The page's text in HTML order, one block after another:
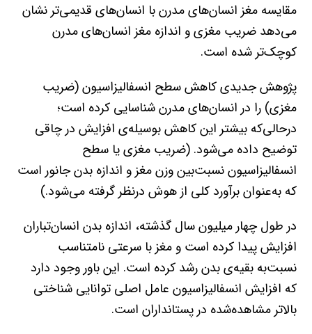
مقایسه مغز انسان‌های مدرن با انسان‌های قدیمی‌تر نشان
می‌دهد ضریب مغزی و اندازه مغز انسان‌های مدرن
کوچک‌تر شده است.
پژوهش جدیدی کاهش سطح انسفالیزاسیون (ضریب
مغزی) را در انسان‌های مدرن شناسایی کرده است؛
درحالی‌که بیشتر این کاهش بوسیله‌ی افزایش در چاقی
توضیح داده می‌شود. (ضریب مغزی یا سطح
انسفالیزاسیون نسبت‌بین وزن مغز و اندازه بدن جانور است
که به‌عنوان برآورد کلی از هوش درنظر گرفته می‌شود.)
در طول چهار میلیون سال گذشته، اندازه بدن انسان‌تباران
افزایش پیدا کرده است و مغز با سرعتی نامتناسب
نسبت‌به بقیه‌ی بدن رشد کرده است. این باور وجود دارد
که افزایش انسفالیزاسیون عامل اصلی توانایی شناختی
بالاتر مشاهده‌شده در پستانداران است.